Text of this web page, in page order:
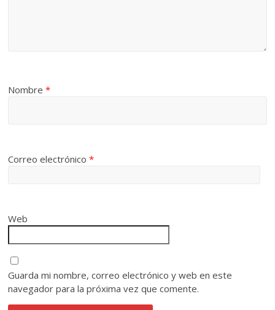
Nombre*
Correo electrónico*
Web
Guarda mi nombre, correo electrónico y web en este
navegador para la próxima vez que comente.